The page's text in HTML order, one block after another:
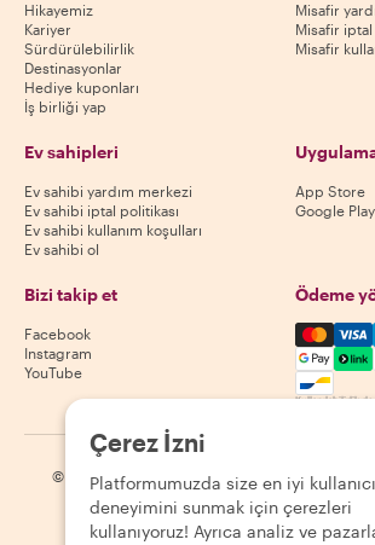
Hikayemiz
Kariyer
Sürdürülebilirlik
Destinasyonlar
Hediye kuponları
İş birliği yap
Misafir
Misafir iptal
Misafir
Ev sahipleri
Ev sahibi yardım merkezi
Ev sahibi iptal politikası
Ev sahibi kullanım koşulları
Ev sahibi ol
App Store
Google
Bizi takip et
Facebook
Instagram
YouTube
Ödeme
Kullanılabilirlik
© 2026 Withlocals.com Gizlilik Politikası |
Çerez İzni
Platformumuzda size en iyi kullanıcı
deneyimini sunmak için çerezleri
kullanıyoruz! Ayrıca analiz ve